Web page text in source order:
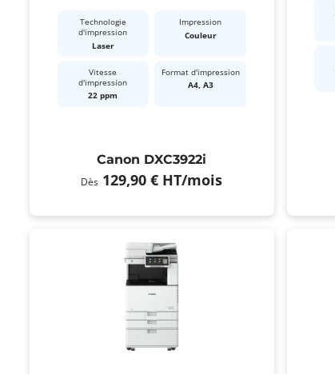
Technologie
d'impression
Laser
Impression
Couleur
Vitesse
d'impression
22 ppm
Format d'impression
A4, A3
Canon DXC3922i
Dès 129,90 € HT/mois